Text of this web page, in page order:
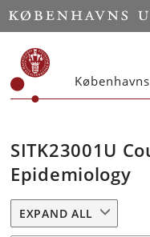
SITK23001U
Epidemiology
EXPAND ALL